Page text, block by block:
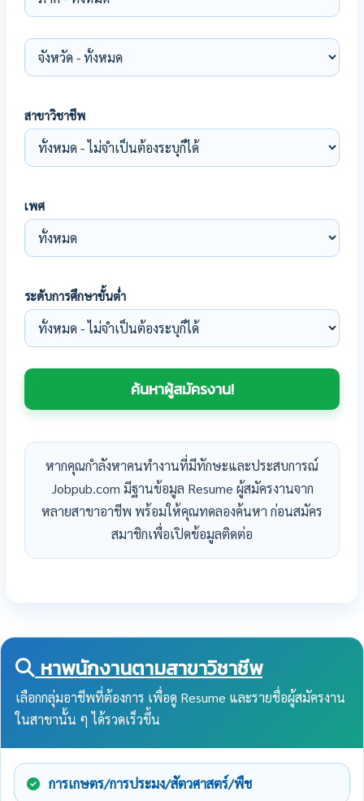
สาขาวิชาชีพ
เพศ
ระดับการศึกษาขั้นต่ำ
หากคุณกำลังหาคนทำงานที่มีทักษะและประสบการณ์
Jobpub.com มีฐานข้อมูล Resume ผู้สมัครงานจาก
หลายสาขาอาชีพ พร้อมให้คุณทดลองค้นหา ก่อนสมัคร
สมาชิกเพื่อเปิดข้อมูลติดต่อ
หาพนักงานตามสาขาวิชาชีพ
เลือกกลุ่มอาชีพที่ต้องการ เพื่อดู Resume และรายชื่อผู้สมัครงาน
ในสาขานั้น ๆ ได้รวดเร็วขึ้น
การเกษตร/การประมง/สัตวศาสตร์/พืช